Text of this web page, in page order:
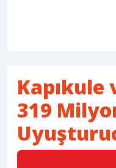
Kapıkule
319